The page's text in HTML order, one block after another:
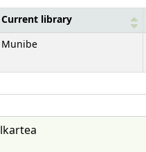
Current library
Munibe